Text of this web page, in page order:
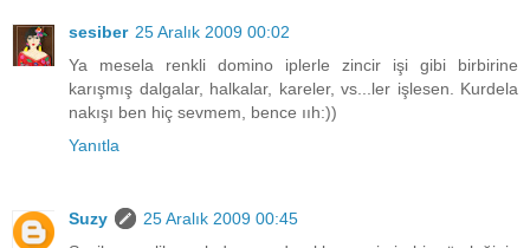
sesiber 25 Aralık 2009 00:02
Ya mesela renkli domino iplerle zincir işi gibi birbirine
karışmış dalgalar, halkalar, kareler, vs...ler işlesen. Kurdela
nakışı ben hiç sevmem, bence ııh:))
Yanıtla
Suzy
25 Aralık 2009 00:45